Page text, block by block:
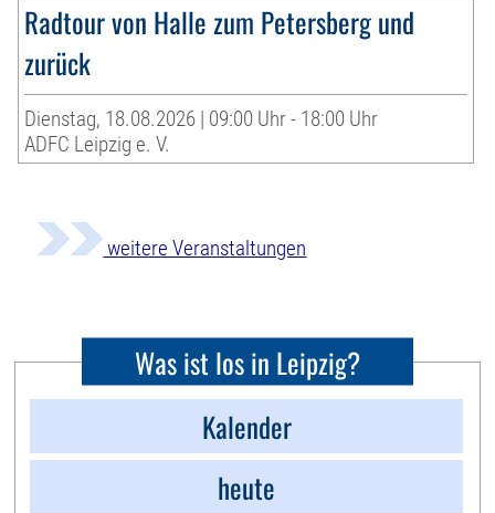
Radtour von Halle zum Petersberg und
zurück
Dienstag, 18.08.2026 | 09:00 Uhr - 18:00 Uhr
ADFC Leipzig e. V.
weitere Veranstaltungen
Was ist los in Leipzig?
Kalender
heute